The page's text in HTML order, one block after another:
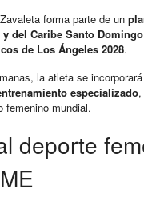
forma parte de un
del Caribe Santo
de Los Ángeles 2028.
la atleta se
especializado
femenino mundial.
deporte